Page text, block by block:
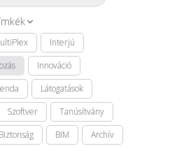
Interjú
Innováció
Látogatások
Szoftver
Tanúsítvány
Biztonság BIM Archív